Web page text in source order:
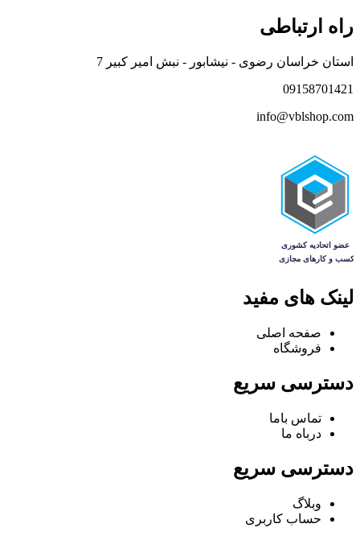
راه ارتباطی
استان خراسان رضوی - نیشابور - نبش امیر کبیر 7
09158701421
info@vblshop.com
لینک های مفید
صفحه اصلی
فروشگاه
دسترسی سریع
تماس باما
درباه ما
دسترسی سریع
وبلاگ
حساب کاربری